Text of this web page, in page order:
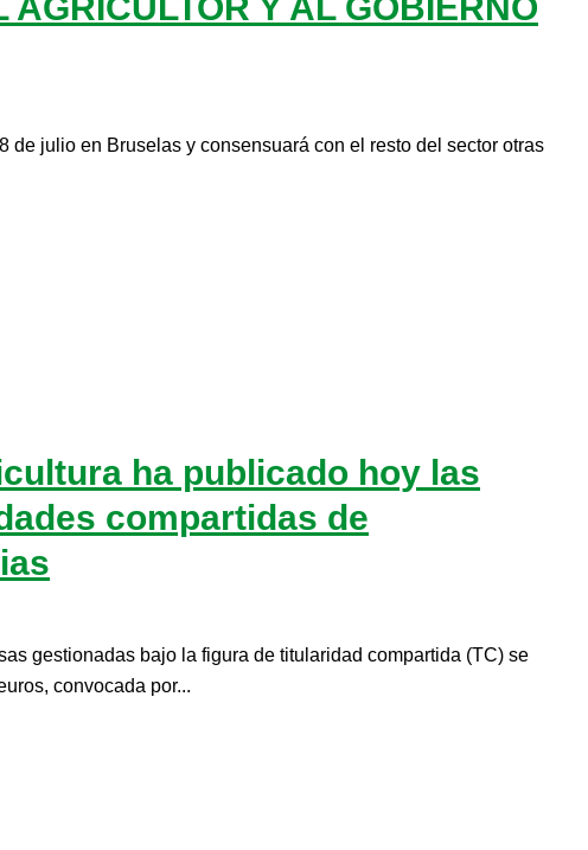
de julio en Bruselas y consensuará con el resto del sector otras
ha publicado hoy las
compartidas de
gestionadas bajo la figura de titularidad compartida (TC) se
convocada por...